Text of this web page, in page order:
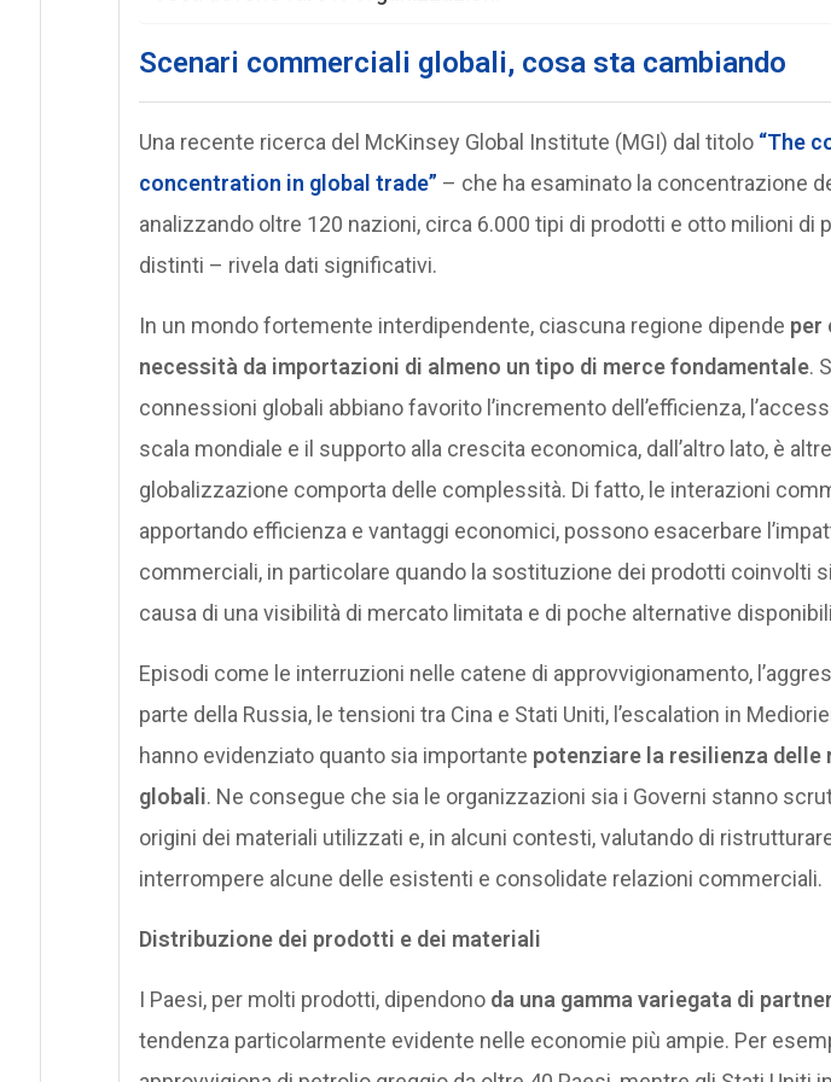
Scenari commerciali globali, cosa sta cambiando
Una recente ricerca del McKinsey Global Institute (MGI) dal titolo “The
concentration in global trade” – che ha esaminato la concentrazione
analizzando oltre 120 nazioni, circa 6.000 tipi di prodotti e otto milioni di
distinti – rivela dati significativi.
In un mondo fortemente interdipendente, ciascuna regione dipende per
necessità da importazioni di almeno un tipo di merce fondamentale.
connessioni globali abbiano favorito l’incremento dell’efficienza,
scala mondiale e il supporto alla crescita economica, dall’altro lato, è
globalizzazione comporta delle complessità. Di fatto, le interazioni
apportando efficienza e vantaggi economici, possono esacerbare
commerciali, in particolare quando la sostituzione dei prodotti coinvolti
causa di una visibilità di mercato limitata e di poche alternative
Episodi come le interruzioni nelle catene di approvvigionamento,
parte della Russia, le tensioni tra Cina e Stati Uniti, l’escalation in
hanno evidenziato quanto sia importante potenziare la resilienza delle
globali. Ne consegue che sia le organizzazioni sia i Governi stanno
origini dei materiali utilizzati e, in alcuni contesti, valutando di
interrompere alcune delle esistenti e consolidate relazioni commerciali.
Distribuzione dei prodotti e dei materiali
I Paesi, per molti prodotti, dipendono da una gamma variegata di
tendenza particolarmente evidente nelle economie più ampie. Per